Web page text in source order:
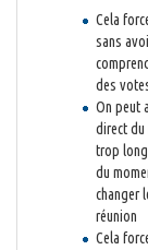
Cela
sans
des
On peut
direct du
trop
du
changer
réunion
Cela